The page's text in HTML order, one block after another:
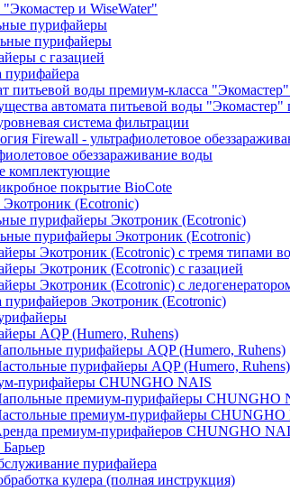
и WiseWater"
пурифайеры
пурифайеры
с газацией
пурифайера
питьевой воды премиум-класса
автомата питьевой воды
система фильтрации
Firewall - ультрафиолетовое
обеззараживание воды
комплектующие
покрытие BioCote
(Ecotronic)
пурифайеры Экотроник (Ecotronic)
пурифайеры Экотроник (Ecotronic)
Экотроник (Ecotronic) с тремя типами
Экотроник (Ecotronic) с газацией
Экотроник (Ecotronic) с
пурифайеров Экотроник (Ecotronic)
AQP (Humero, Ruhens)
пурифайеры AQP (Humero, Ruhens)
пурифайеры AQP (Humero, Ruhens)
пурифайеры CHUNGHO NAIS
премиум-пурифайеры CHUNGHO
премиум-пурифайеры CHUNGHO
премиум-пурифайеров CHUNGHO
пурифайера
кулера (полная инструкция)